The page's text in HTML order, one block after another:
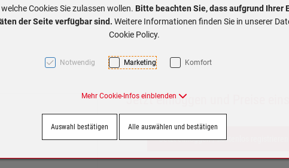
Jetzt einloggen und Preise
Jetzt einloggen / kostenlos registrieren
Cookies Sie zulassen wollen. Bitte beachten Sie, dass aufgrund Ihrer
der Seite verfügbar sind. Weitere Informationen finden Sie in unserer
Cookie Policy.
Notwendig Marketing Komfort
Mehr Cookie-Infos einblenden
Auswahl bestätigen Alle auswählen und bestätigen